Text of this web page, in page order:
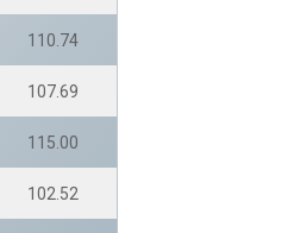
110.74
107.69
115.00
102.52